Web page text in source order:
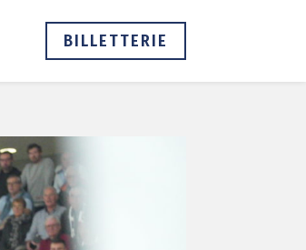
BILLETTERIE